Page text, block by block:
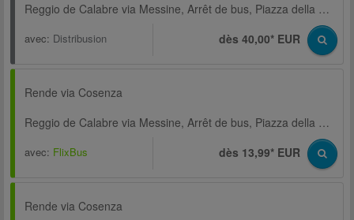
Reggio de Calabre via Messine, Arrêt de bus, Piazza della Repubblica
avec: Distribusion dès 40,00* EUR
Rende via Cosenza
Reggio de Calabre via Messine, Arrêt de bus, Piazza della Repubblica
avec: FlixBus dès 13,99* EUR
Rende via Cosenza